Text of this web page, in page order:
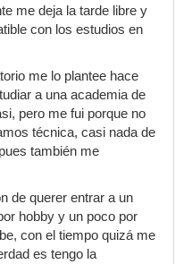
me deja la tarde libre y
con los estudios en
me lo plantee hace
a una academia de
pero me fui porque no
técnica, casi nada de
también me
de querer entrar a un
hobby y un poco por
con el tiempo quizá me
es tengo la